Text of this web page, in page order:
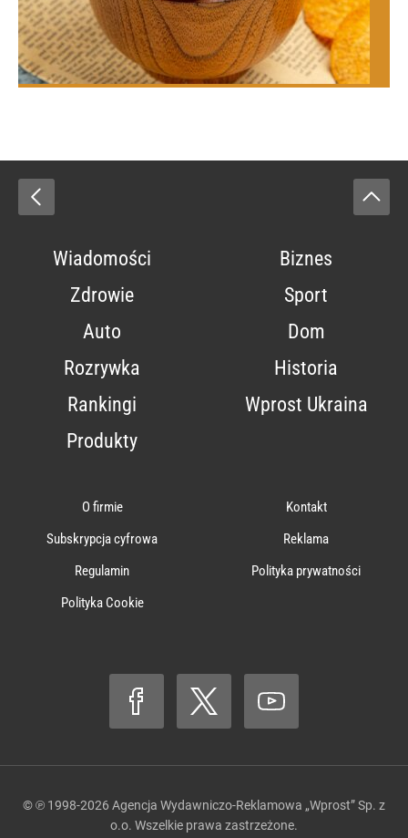
Wiadomości
Biznes
Zdrowie
Sport
Auto
Dom
Rozrywka
Historia
Rankingi
Wprost Ukraina
Produkty
O firmie
Kontakt
Subskrypcja cyfrowa
Reklama
Regulamin
Polityka prywatności
Polityka Cookie
© ℗ 1998-2026 Agencja Wydawniczo-Reklamowa „Wprost” Sp. z
o.o. Wszelkie prawa zastrzeżone.